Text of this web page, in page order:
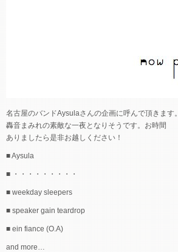
名古屋のバンドAysulaさんの企画に呼んで頂きます。
轟音まみれの素敵な一夜となりそうです。お時間
ありましたら是非お越しください！
■ Aysula
■ ・・・・・・・・・
■ weekday sleepers
■ speaker gain teardrop
■ ein fiance (O.A)
and more…